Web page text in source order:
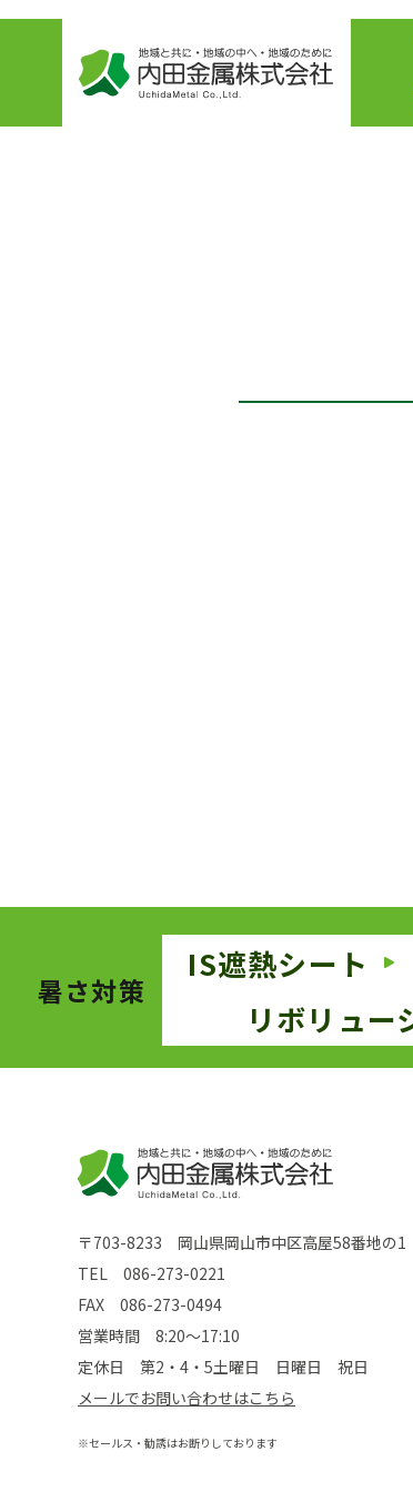
暑さ対策
IS遮熱シート
リボリュー
〒703-8233 岡山県岡山市中区高屋58番地の1
TEL 086-273-0221
FAX 086-273-0494
営業時間 8:20～17:10
定休日 第2・4・5土曜日 日曜日 祝日
メールでお問い合わせはこちら
※セールス・勧誘はお断りしております